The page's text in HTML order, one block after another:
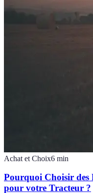
Achat et Choix6 min
Pourquoi Choisir des
pour votre Tracteur ?